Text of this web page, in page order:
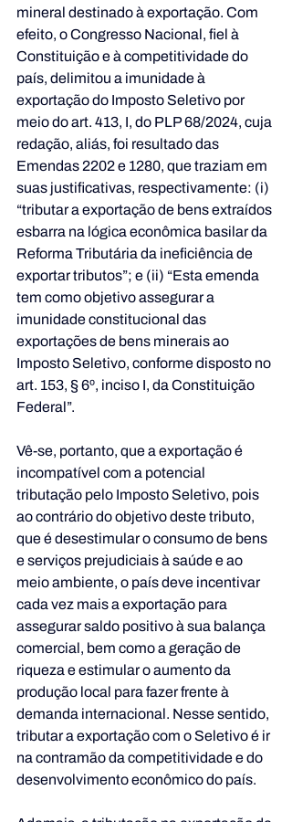
mineral destinado à exportação. Com
efeito, o Congresso Nacional, fiel à
Constituição e à competitividade do
país, delimitou a imunidade à
exportação do Imposto Seletivo por
meio do art. 413, I, do PLP 68/2024, cuja
redação, aliás, foi resultado das
Emendas 2202 e 1280, que traziam em
suas justificativas, respectivamente: (i)
“tributar a exportação de bens extraídos
esbarra na lógica econômica basilar da
Reforma Tributária da ineficiência de
exportar tributos”; e (ii) “Esta emenda
tem como objetivo assegurar a
imunidade constitucional das
exportações de bens minerais ao
Imposto Seletivo, conforme disposto no
art. 153, § 6º, inciso I, da Constituição
Federal”.
Vê-se, portanto, que a exportação é
incompatível com a potencial
tributação pelo Imposto Seletivo, pois
ao contrário do objetivo deste tributo,
que é desestimular o consumo de bens
e serviços prejudiciais à saúde e ao
meio ambiente, o país deve incentivar
cada vez mais a exportação para
assegurar saldo positivo à sua balança
comercial, bem como a geração de
riqueza e estimular o aumento da
produção local para fazer frente à
demanda internacional. Nesse sentido,
tributar a exportação com o Seletivo é ir
na contramão da competitividade e do
desenvolvimento econômico do país.